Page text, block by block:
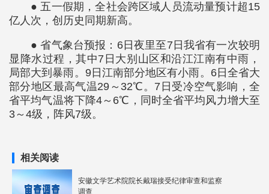
● 五一假期，全社会跨区域人员流动量预计超15
亿人次，创历史同期新高。
● 省气象台预报：6日夜里至7日我省有一次较明
显降水过程，其中7日大别山区和沿江江南有中雨，
局部大到暴雨。9日江南部分地区有小雨。6日全省大
部分地区最高气温29～32℃。7日受冷空气影响，全
省平均气温将下降4～6℃，同时全省平均风力增大至
3～4级，阵风7级。
相关阅读
安徽文学艺术院院长戴瑞接受纪律审查和监察
调查